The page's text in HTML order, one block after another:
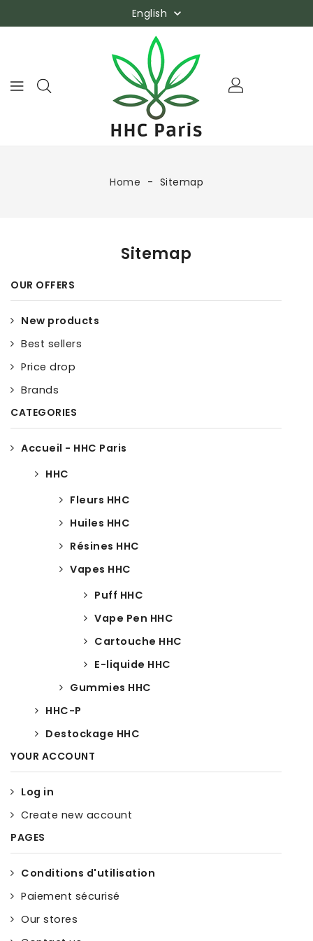
English 
Home Sitemap
Sitemap
OUR OFFERS
New products
Best sellers
Price drop
Brands
CATEGORIES
Accueil - HHC Paris
HHC
Fleurs HHC
Huiles HHC
Résines HHC
Vapes HHC
Puff HHC
Vape Pen HHC
Cartouche HHC
E-liquide HHC
Gummies HHC
HHC-P
Destockage HHC
YOUR ACCOUNT
Log in
Create new account
PAGES
Conditions d'utilisation
Paiement sécurisé
Our stores